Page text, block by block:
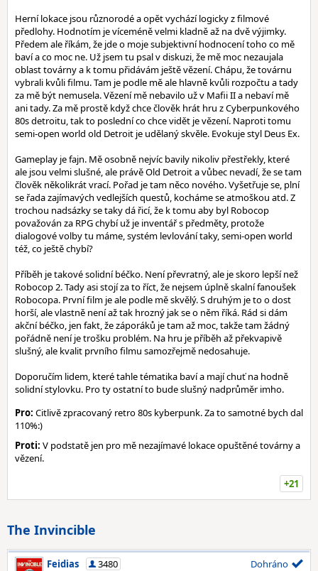
Herní lokace jsou různorodé a opět vychází logicky z filmové
předlohy. Hodnotím je víceméně velmi kladně až na dvě výjimky.
Předem ale říkám, že jde o moje subjektivní hodnocení toho co mě
baví a co moc ne. Už jsem tu psal v diskuzi, že mě moc nezaujala
oblast továrny a k tomu přidávám ještě vězení. Chápu, že továrnu
vybrali kvůli filmu. Tam je podle mě ale hlavně kvůli rozpočtu a tady
za mě být nemusela. Vězení mě nebavilo už v Mafii II a nebaví mě
ani tady. Za mě prostě když chce člověk hrát hru z Cyberpunkového
80s detroitu, tak to poslední co chce vidět je vězení. Naproti tomu
semi-open world old Detroit je udělaný skvěle. Evokuje styl Deus Ex.
Gameplay je fajn. Mě osobně nejvíc bavily nikoliv přestřekly, které
ale jsou velmi slušné, ale právě Old Detroit a vůbec nevadí, že se tam
člověk několikrát vrací. Pořad je tam něco nového. Vyšetřuje se, plní
se řada zajímavých vedlejších questů, kocháme se atmoškou atd. Z
trochou nadsázky se taky dá řicí, že k tomu aby byl Robocop
považován za RPG chybí už je inventář s předměty, protože
dialogové volby tu máme, systém levlování taky, semi-open world
též, co ještě chybí?
Příběh je takové solidní béčko. Není převratný, ale je skoro lepší než
Robocop 2. Tady asi stojí za to říct, že nejsem úplně skalní fanoušek
Robocopa. První film je ale podle mě skvělý. S druhým je to o dost
horší, ale vlastně není až tak hrozný jak se o něm říká. Rád si dám
akční béčko, jen fakt, že záporáků je tam až moc, takže tam žádný
pořádně není je trošku problém. Na hru je příběh až překvapivě
slušný, ale kvalit prvního filmu samozřejmě nedosahuje.
Doporučím lidem, které tahle tématika baví a mají chuť na hodně
solidní stylovku. Pro ty ostatní to bude slušný nadprůměr imho.
Pro: Citlivě zpracovaný retro 80s kyberpunk. Za to samotné bych dal
110%:)
Proti: V podstatě jen pro mě nezajímavé lokace opuštěné továrny a
vězení.
+21
The Invincible
Feidias
3480
Dohráno